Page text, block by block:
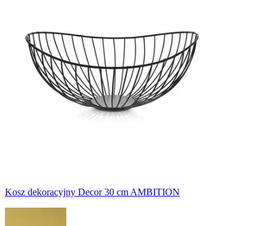
Kosz dekoracyjny Decor 30 cm AMBITION